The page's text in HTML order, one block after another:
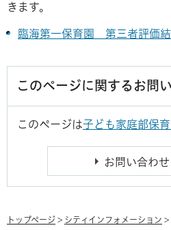
きます。
臨海第一保育園 第三者評価
このページに関するお問
このページは子ども家庭部保
トップページ > シティインフォメーション >